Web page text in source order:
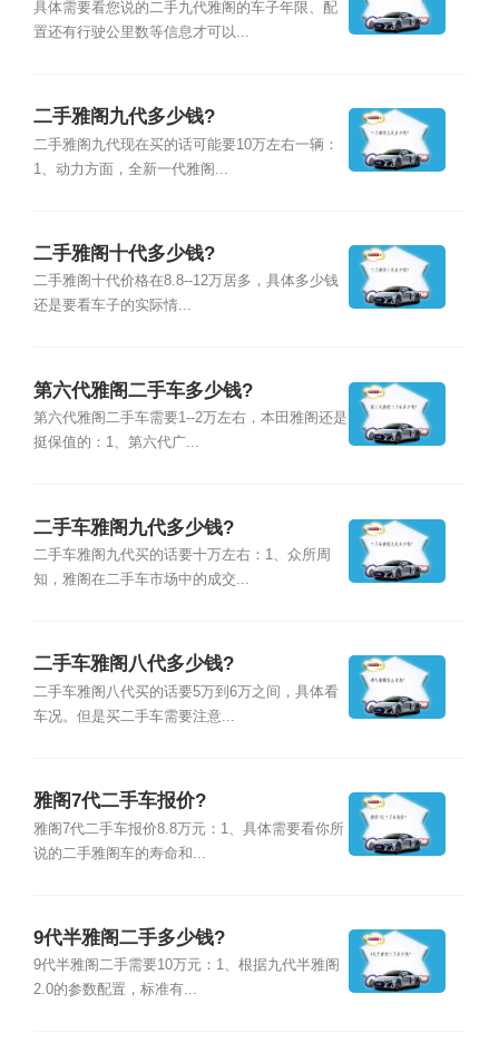
具体需要看您说的二手九代雅阁的车子年限、配
置还有行驶公里数等信息才可以...
二手雅阁九代多少钱?
二手雅阁九代现在买的话可能要10万左右一辆：
1、动力方面，全新一代雅阁...
二手雅阁十代多少钱?
二手雅阁十代价格在8.8--12万居多，具体多少钱
还是要看车子的实际情...
第六代雅阁二手车多少钱?
第六代雅阁二手车需要1--2万左右，本田雅阁还是
挺保值的：1、第六代广...
二手车雅阁九代多少钱?
二手车雅阁九代买的话要十万左右：1、众所周
知，雅阁在二手车市场中的成交...
二手车雅阁八代多少钱?
二手车雅阁八代买的话要5万到6万之间，具体看
车况。但是买二手车需要注意...
雅阁7代二手车报价?
雅阁7代二手车报价8.8万元：1、具体需要看你所
说的二手雅阁车的寿命和...
9代半雅阁二手多少钱?
9代半雅阁二手需要10万元：1、根据九代半雅阁
2.0的参数配置，标准有...